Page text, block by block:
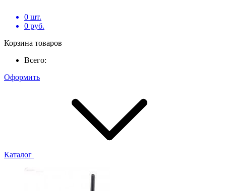
0 шт.
0 руб.
Корзина товаров
Всего:
Оформить
Каталог